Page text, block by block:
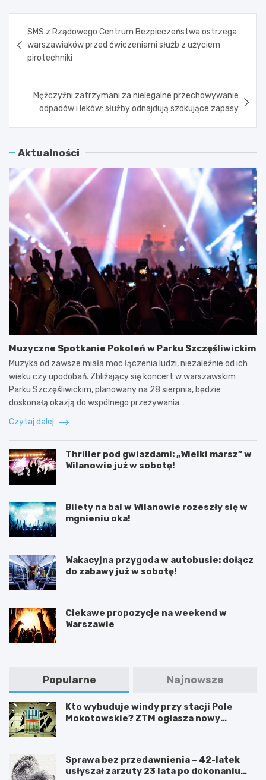
wpisu
SMS z Rządowego Centrum Bezpieczeństwa ostrzega
warszawiaków przed ćwiczeniami służb z użyciem
pirotechniki
Mężczyźni zatrzymani za nielegalne przechowywanie
odpadów i leków: służby odnajdują szokujące zapasy
Aktualności
Muzyczne Spotkanie Pokoleń w Parku Szczęśliwickim
Muzyka od zawsze miała moc łączenia ludzi, niezależnie od ich
wieku czy upodobań. Zbliżający się koncert w warszawskim
Parku Szczęśliwickim, planowany na 28 sierpnia, będzie
doskonałą okazją do wspólnego przeżywania…
Czytaj dalej
Thriller pod gwiazdami: „Wielki marsz” w
Wilanowie już w sobotę!
Bilety na bal w Wilanowie rozeszły się w
mgnieniu oka!
Wakacyjna przygoda w autobusie: dołącz
do zabawy już w sobotę!
Ciekawe propozycje na weekend w
Warszawie
Popularne Najnowsze
Kto wybuduje windy przy stacji Pole
Mokotowskie? ZTM ogłasza nowy
Sprawa bez przedawnienia – 42-latek
usłyszał zarzuty 23 lata po dokonaniu